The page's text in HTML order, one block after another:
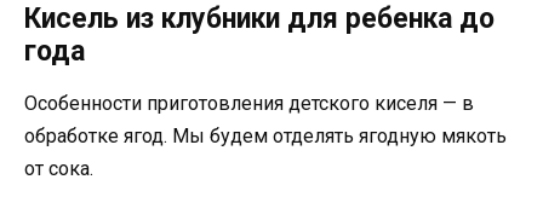
Кисель из клубники для ребенка до
года
Особенности приготовления детского киселя — в
обработке ягод. Мы будем отделять ягодную мякоть
от сока.